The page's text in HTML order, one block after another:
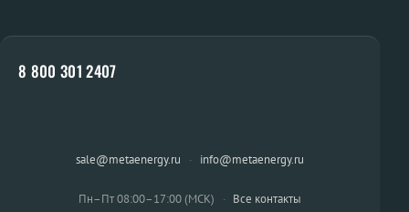
8 800 301 2407
sale@metaenergy.ru · info@metaenergy.ru
Пн–Пт 08:00–17:00 (МСК) · Все контакты